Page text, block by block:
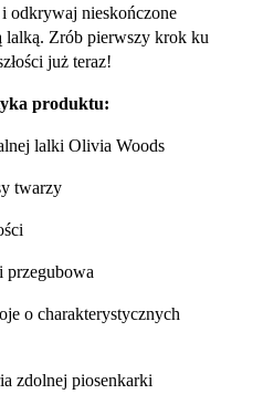
odkrywaj nieskończone
Zrób pierwszy krok ku
już teraz!
produktu:
lalki Olivia Woods
twarzy
przegubowa
o charakterystycznych
zdolnej piosenkarki